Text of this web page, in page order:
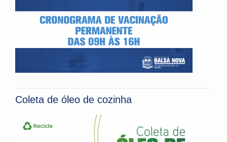
Coleta de óleo de cozinha